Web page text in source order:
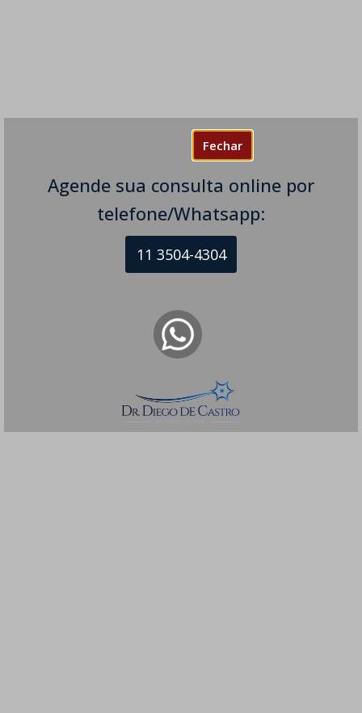
Fechar
Agende sua consulta online por
telefone/Whatsapp:
11 3504-4304